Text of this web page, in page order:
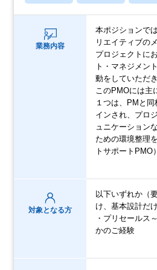
業務内容
本ポジションで
リエイティブの
プロジェクトに
ト・マネジメン
動をしていただき
このPMOには主
１つは、PMと
インされ、プロ
ュニケーション
ための環境整理
トサポートPMO）
対象となる方
以下いずれか（
け、基本設計だ
・プリセールス
かのご経験